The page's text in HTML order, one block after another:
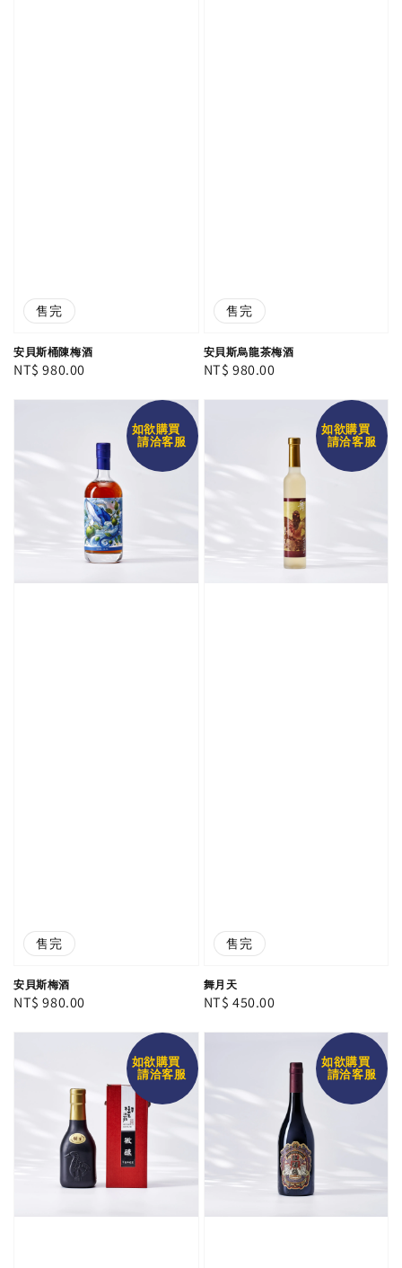
售完
安貝斯桶陳梅酒
Regular
NT$ 980.00
售完
安貝斯烏龍茶梅酒
Regular
NT$ 980.00
售完
如欲購買
請洽客服
安貝斯梅酒
Regular
NT$ 980.00
售完
如欲購買
請洽客服
舞月天
Regular
NT$ 450.00
如欲購買
請洽客服
如欲購買
請洽客服